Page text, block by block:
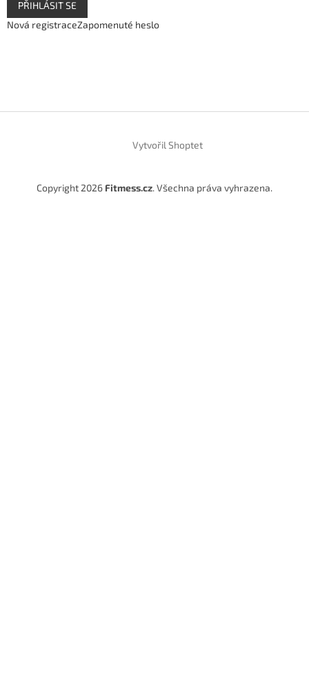
PŘIHLÁSIT SE
Nová registraceZapomenuté heslo
Vytvořil Shoptet
Copyright 2026 Fitmess.cz. Všechna práva vyhrazena.